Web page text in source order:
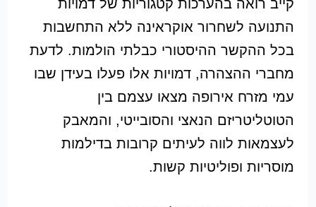
קייב רואה בהערכות קטגוריות של דמויות
התנועה לשחרור אוקראינה ללא התחשבות
בכל ההקשר ההיסטורי כבלתי הולמות. לדעת
מחברי ההצהרה, דמויות אלו פעלו בעידן שבו
עמי מזרח אירופה מצאו עצמם בין
הטוטליטריזם הנאצי והסובייטי, והמאבק
לעצמאות לווה לעיתים קרובות בדילמות
מוסריות ופוליטיות קשות.